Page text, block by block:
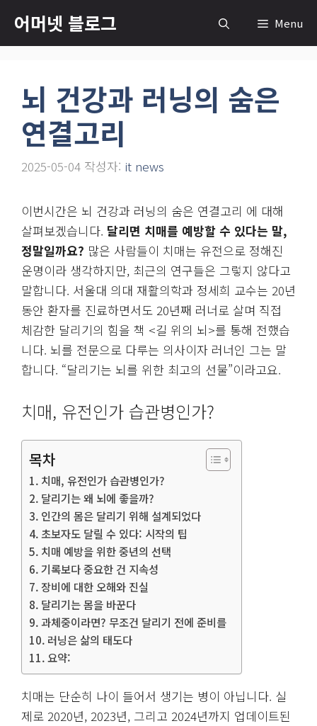
츠
어머넷 블로그 Menu
뇌 건강과 러닝의 숨은
연결고리
2025-05-04 작성자: it news
이번시간은 뇌 건강과 러닝의 숨은 연결고리 에 대해
살펴보겠습니다. 달리면 치매를 예방할 수 있다는 말,
정말일까요? 많은 사람들이 치매는 유전으로 정해진
운명이라 생각하지만, 최근의 연구들은 그렇지 않다고
말합니다. 서울대 의대 재활의학과 정세희 교수는 20년
동안 환자를 진료하면서도 20년째 러너로 살며 직접
체감한 달리기의 힘을 책 <길 위의 뇌>를 통해 전했습
니다. 뇌를 전문으로 다루는 의사이자 러너인 그는 말
합니다. “달리기는 뇌를 위한 최고의 선물”이라고요.
치매, 유전인가 습관병인가?
목차
치매, 유전인가 습관병인가?
달리기는 왜 뇌에 좋을까?
인간의 몸은 달리기 위해 설계되었다
초보자도 달릴 수 있다: 시작의 팁
치매 예방을 위한 중년의 선택
기록보다 중요한 건 지속성
장비에 대한 오해와 진실
달리기는 몸을 바꾼다
과체중이라면? 무조건 달리기 전에 준비를
러닝은 삶의 태도다
요약:
치매는 단순히 나이 들어서 생기는 병이 아닙니다. 실
제로 2020년, 2023년, 그리고 2024년까지 업데이트된